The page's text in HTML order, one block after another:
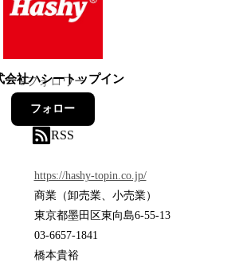
会社ハシートップイン
9フォロワー
フォロー
RSS
https://hashy-topin.co.jp/
商業（卸売業、小売業）
東京都墨田区東向島6-55-13
03-6657-1841
橋本貴裕